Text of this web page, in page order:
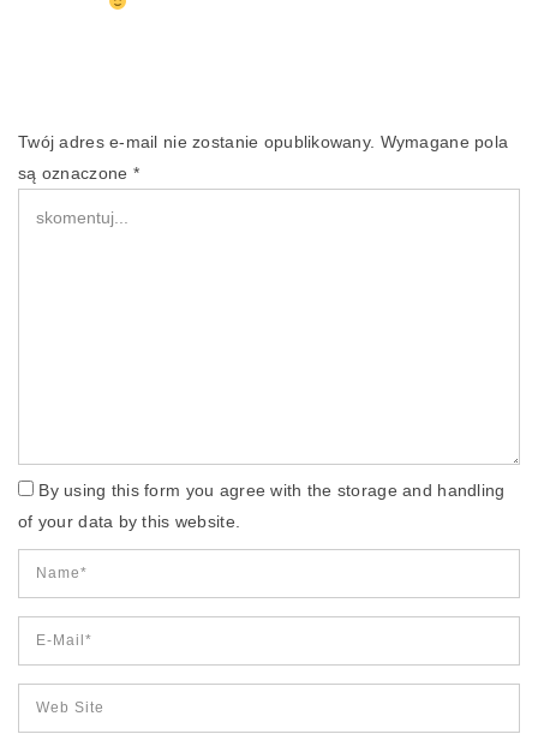
Twój adres e-mail nie zostanie opublikowany. Wymagane pola
są oznaczone *
By using this form you agree with the storage and handling
of your data by this website.